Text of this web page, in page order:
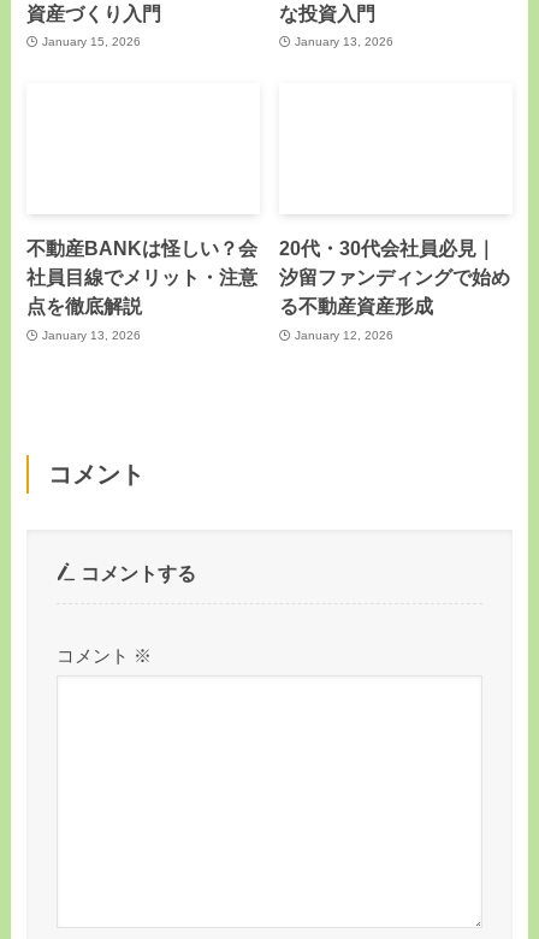
資産づくり入門
January 15, 2026
な投資入門
January 13, 2026
不動産BANKは怪しい？会
社員目線でメリット・注意
点を徹底解説
January 13, 2026
20代・30代会社員必見｜
汐留ファンディングで始め
る不動産資産形成
January 12, 2026
コメント
コメントする
コメント ※